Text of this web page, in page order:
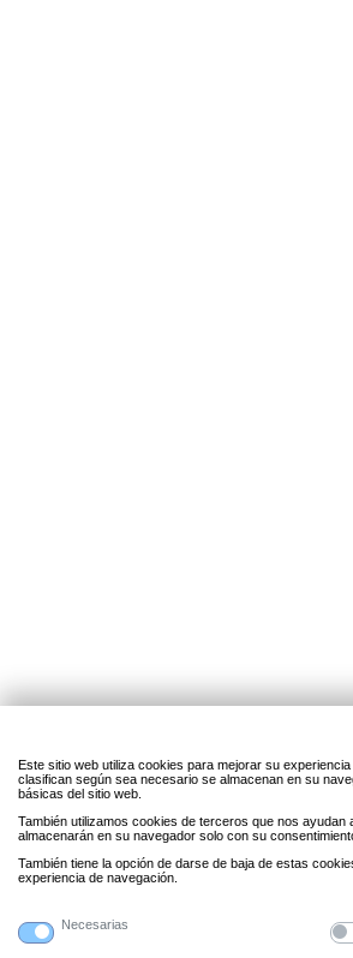
Este sitio web utiliza cookies para mejorar su
clasifican según sea necesario se almacenan en su
básicas del sitio web.
También utilizamos cookies de terceros que nos
almacenarán en su navegador solo con su
También tiene la opción de darse de baja de estas
experiencia de navegación.
Necesarias